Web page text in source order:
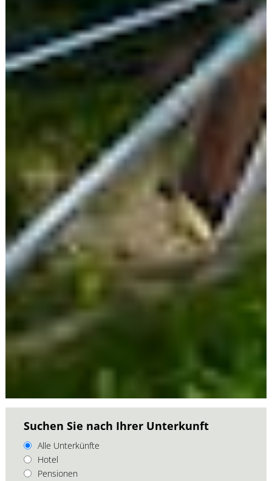
Suchen Sie nach Ihrer Unterkunft
Alle Unterkünfte
Hotel
Pensionen